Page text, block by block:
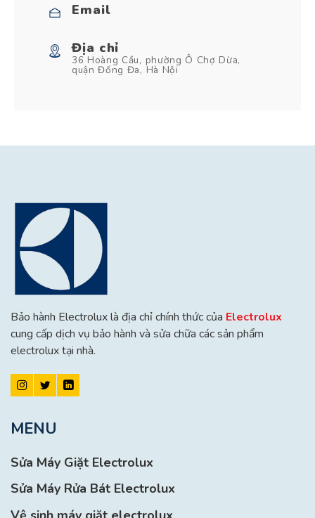
Email
Địa chỉ
36 Hoàng Cầu, phường Ô Chợ Dừa,
quận Đống Đa, Hà Nội
Bảo hành Electrolux là địa chỉ chính thức của Electrolux
cung cấp dịch vụ bảo hành và sửa chữa các sản phẩm
electrolux tại nhà.
MENU
Sửa Máy Giặt Electrolux
Sửa Máy Rửa Bát Electrolux